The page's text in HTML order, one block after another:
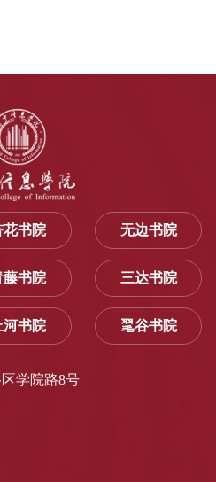
花书院 无边书院
藤书院 三达书院
河书院 毣谷书院
区学院路8号